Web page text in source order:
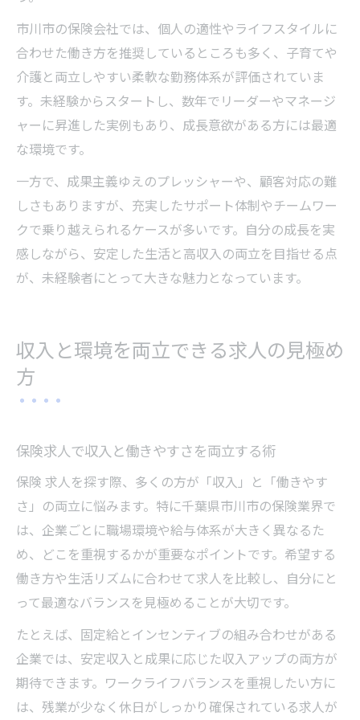
市川市の保険会社では、個人の適性やライフスタイルに
合わせた働き方を推奨しているところも多く、子育てや
介護と両立しやすい柔軟な勤務体系が評価されていま
す。未経験からスタートし、数年でリーダーやマネージ
ャーに昇進した実例もあり、成長意欲がある方には最適
な環境です。
一方で、成果主義ゆえのプレッシャーや、顧客対応の難
しさもありますが、充実したサポート体制やチームワー
クで乗り越えられるケースが多いです。自分の成長を実
感しながら、安定した生活と高収入の両立を目指せる点
が、未経験者にとって大きな魅力となっています。
収入と環境を両立できる求人の見極め
方
保険求人で収入と働きやすさを両立する術
保険 求人を探す際、多くの方が「収入」と「働きやす
さ」の両立に悩みます。特に千葉県市川市の保険業界で
は、企業ごとに職場環境や給与体系が大きく異なるた
め、どこを重視するかが重要なポイントです。希望する
働き方や生活リズムに合わせて求人を比較し、自分にと
って最適なバランスを見極めることが大切です。
たとえば、固定給とインセンティブの組み合わせがある
企業では、安定収入と成果に応じた収入アップの両方が
期待できます。ワークライフバランスを重視したい方に
は、残業が少なく休日がしっかり確保されている求人が